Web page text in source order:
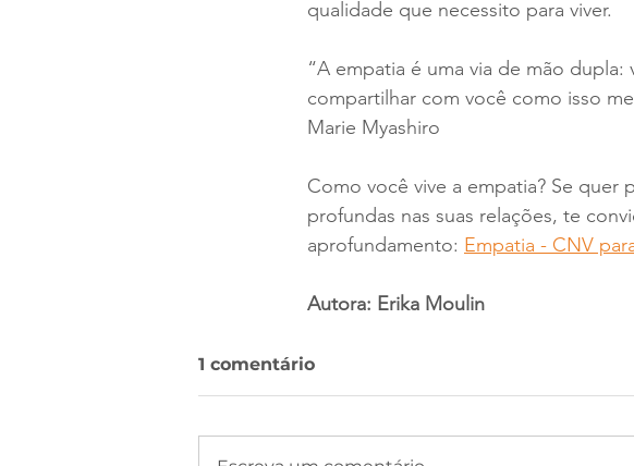
qualidade que necessito para viver.
“A empatia é uma via de mão
compartilhar com você como isso
Marie Myashiro
Como você vive a empatia? Se quer
profundas nas suas relações, te
aprofundamento: Empatia - CNV
Autora: Erika Moulin
1 comentário